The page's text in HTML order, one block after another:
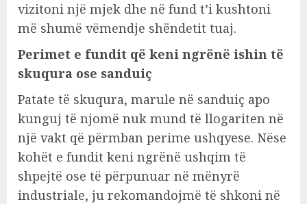
vizitoni një mjek dhe në fund t’i kushtoni
më shumë vëmendje shëndetit tuaj.
Perimet e fundit që keni ngrënë ishin të
skuqura ose sanduiç
Patate të skuqura, marule në sanduiç apo
kunguj të njomë nuk mund të llogariten në
një vakt që përmban perime ushqyese. Nëse
kohët e fundit keni ngrënë ushqim të
shpejtë ose të përpunuar në mënyrë
industriale, ju rekomandojmë të shkoni në